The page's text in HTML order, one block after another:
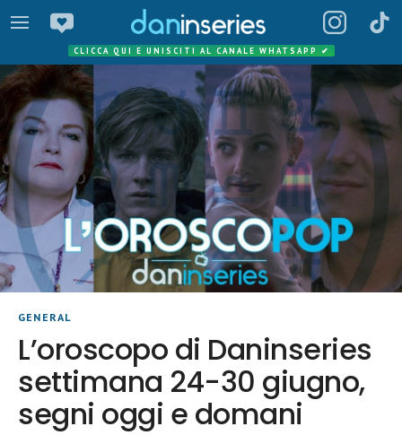
CLICCA QUI E UNISCITI AL CANALE WHATSAPP ✔
GENERAL
L’oroscopo di Daninseries
settimana 24-30 giugno,
segni oggi e domani